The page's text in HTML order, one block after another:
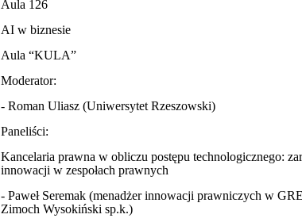
Aula 126
AI w biznesie
Aula “KULA”
Moderator:
- Roman Uliasz (Uniwersytet Rzeszowski)
Paneliści:
Kancelaria prawna w obliczu postępu technologicznego:
innowacji w zespołach prawnych
- Paweł Seremak (menadżer innowacji prawniczych w
Zimoch Wysokiński sp.k.)